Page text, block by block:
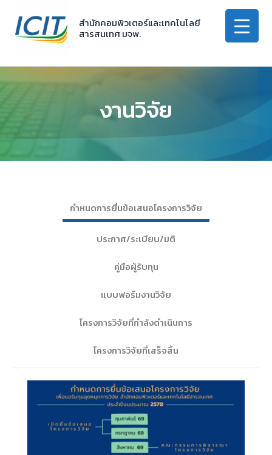
content
สำนักคอมพิวเตอร์และเทคโนโลยี
สารสนเทศ มจพ.
งานวิจัย
กำหนดการยื่นข้อเสนอโครงการวิจัย
ประกาศ/ระเบียบ/มติ
คู่มือผู้รับทุน
แบบฟอร์มงานวิจัย
โครงการวิจัยที่กำลังดำเนินการ
โครงการวิจัยที่เสร็จสิ้น